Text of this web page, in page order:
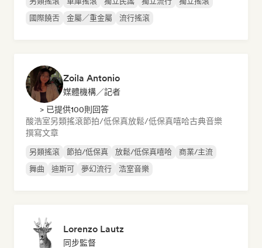
國際饒舌
金屬／重金屬 流行搖滾
Zoila Antonio
媒體機構／記者
> 已提供100則回答
酸浩室另類搖滾節拍/低保真放鬆/低保真嘻哈古典音樂
撰寫文章
另類搖滾 節拍/低保真 放鬆/低保真嘻哈
商業/主流
舞曲
迪斯可 夢幻流行 浩室音樂
Lorenzo Lautz
同步監督